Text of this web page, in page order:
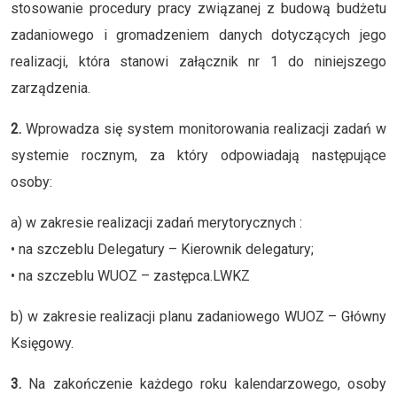
stosowanie procedury pracy związanej z budową budżetu
zadaniowego i gromadzeniem danych dotyczących jego
realizacji, która stanowi załącznik nr 1 do niniejszego
zarządzenia.
2. Wprowadza się system monitorowania realizacji zadań w
systemie rocznym, za który odpowiadają następujące
osoby:
a) w zakresie realizacji zadań merytorycznych :
• na szczeblu Delegatury – Kierownik delegatury;
• na szczeblu WUOZ – zastępca.LWKZ
b) w zakresie realizacji planu zadaniowego WUOZ – Główny
Księgowy.
3. Na zakończenie każdego roku kalendarzowego, osoby